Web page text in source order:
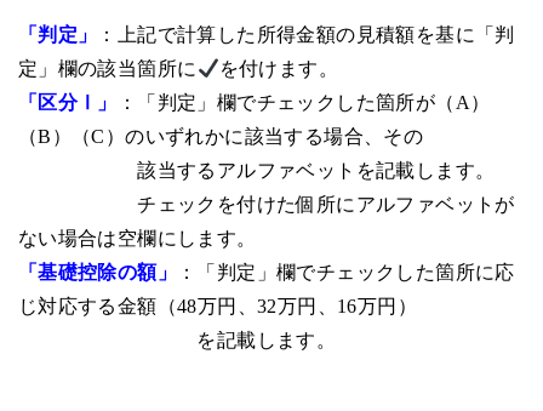
「判定」
：上記で計算した所得金額の見積額を基に「判
定」欄の該当箇所に
を付けます。
「区分Ⅰ」
：「判定」欄でチェックした箇所が（A）
（B）（C）のいずれかに該当する場合、その
該当するアルファベットを記載します。
チェックを付けた個所にアルファベットが
ない場合は空欄にします。
「基礎控除の額」
：「判定」欄でチェックした箇所に応
じ対応する金額（48万円、32万円、16万円）
を記載します。